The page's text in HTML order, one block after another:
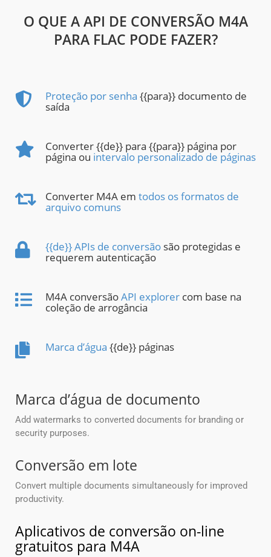
O QUE A API DE CONVERSÃO M4A
PARA FLAC PODE FAZER?
Proteção por senha {{para}} documento de
saída
Converter {{de}} para {{para}} página por
página ou intervalo personalizado de páginas
Converter M4A em todos os formatos de
arquivo comuns
{{de}} APIs de conversão são protegidas e
requerem autenticação
M4A conversãoAPI explorer com base na
coleção de arrogância
Marca d’água {{de}} páginas
Marca d’água de documento
Add watermarks to converted documents for branding or
security purposes.
Conversão em lote
Convert multiple documents simultaneously for improved
productivity.
Aplicativos de conversão on-line
gratuitos para M4A